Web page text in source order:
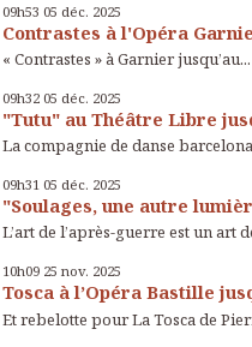
09h53 05 déc. 2025
Contrastes à l'Opéra
« Contrastes » à Garnier jusqu’au...
09h32 05 déc. 2025
"Tutu" au Théâtre Libre
La compagnie de danse
09h31 05 déc. 2025
"Soulages, une autre
L’art de l’après-guerre est un art
10h09 25 nov. 2025
Tosca à l’Opéra Bastille
Et rebelotte pour La Tosca de